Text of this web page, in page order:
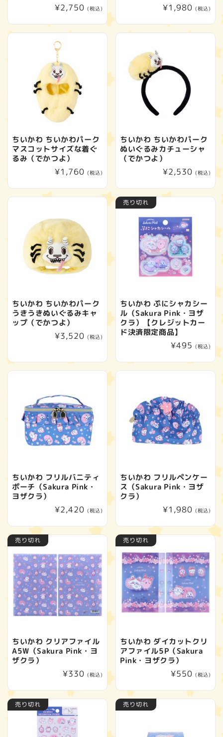
通
価
格
¥2,750 (税込)
通
¥1,980 (税込)
ちいかわ ちいかわパーク
マスコットサイズな着ぐ
るみ（でかつよ）
通
価
¥1,760 (税込)
ちいかわ ちいかわパーク
ぬいぐるみカチューシャ
（でかつよ）
通
価
¥2,530 (税込)
ちいかわ ちいかわパーク
うきうきぬいぐるみキャ
ップ（でかつよ）
通
¥3,520 (税込)
売り切れ
ちいかわ ぷにシャカシー
ル（Sakura Pink・ヨザ
クラ）【クレジットカー
ド決済限定商品】
通
¥495 (税込)
ちいかわ フリルバニティ
ポーチ（Sakura Pink・
ヨザクラ）
通
¥2,420 (税込)
ちいかわ フリルペンケー
ス（Sakura Pink・ヨザ
クラ）
通
価
¥1,980 (税込)
売り切れ
ちいかわ クリアファイル
A5W（Sakura Pink・ヨ
ザクラ）
通
価
格
¥330 (税込)
売り切れ
ちいかわ ダイカットクリ
アファイル5P（Sakura
Pink・ヨザクラ）
通
¥550 (税込)
売り切れ 売り切れ